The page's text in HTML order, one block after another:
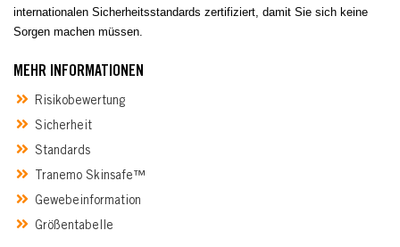
internationalen Sicherheitsstandards zertifiziert, damit Sie sich keine
Sorgen machen müssen.
MEHR INFORMATIONEN
Risikobewertung
Sicherheit
Standards
Tranemo Skinsafe™
Gewebeinformation
Größentabelle